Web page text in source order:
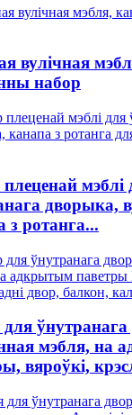
вулічная
набор
мэблі
дворыка,
з ротанга...
мэбля, на
вяроўкі,